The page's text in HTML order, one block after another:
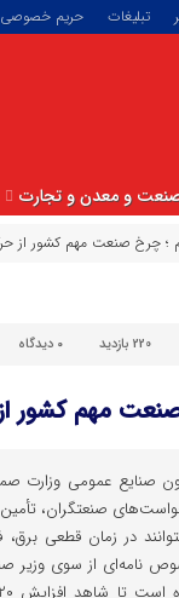
تبلیغات حریم خصوصی
و معدن و تجارت
؛ چرخ صنعت مهم کشور از
220 بازدید ۰ دیدگاه
مهم کشور
صنایع عمومی وزارت
صنعتگران،
در زمان قطعی برق،
نامه‌ای از سوی وزیر